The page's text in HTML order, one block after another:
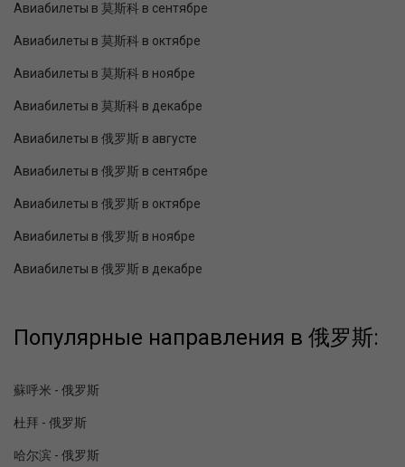
Авиабилеты в 莫斯科 в сентябре
Авиабилеты в 莫斯科 в октябре
Авиабилеты в 莫斯科 в ноябре
Авиабилеты в 莫斯科 в декабре
Авиабилеты в 俄罗斯 в августе
Авиабилеты в 俄罗斯 в сентябре
Авиабилеты в 俄罗斯 в октябре
Авиабилеты в 俄罗斯 в ноябре
Авиабилеты в 俄罗斯 в декабре
Популярные направления в 俄罗斯:
蘇呼米 - 俄罗斯
杜拜 - 俄罗斯
哈尔滨 - 俄罗斯